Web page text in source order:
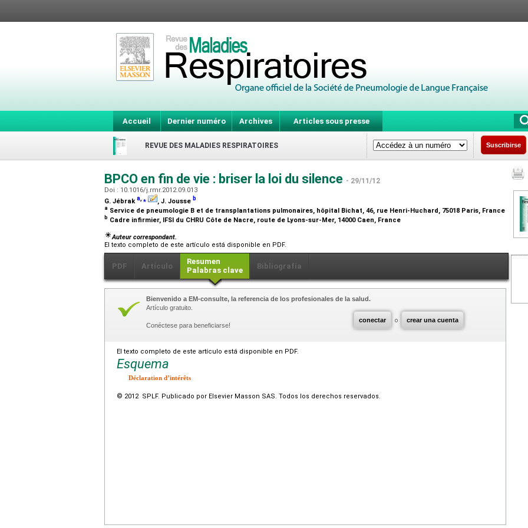
Accueil Dernier numéro Archives Articles sous presse
REVUE DES MALADIES RESPIRATOIRES Suscribirse
BPCO en fin de vie : briser la loi du silence - 29/11/12
Doi : 10.1016/j.rmr.2012.09.013
G. Jébraka,⁎ , J. Jousse b
a Service de pneumologie B et de transplantations pulmonaires, hôpital Bichat, 46, rue Henri-Huchard, 75018 Paris, France
b Cadre infirmier, IFSI du CHRU Côte de Nacre, route de Lyons-sur-Mer, 14000 Caen, France
Auteur correspondant.
El texto completo de este artículo está disponible en PDF.
PDF Artículo
Resumen
Palabras clave
Bibliografía
conectar o crear una cuenta
Bienvenido a EM-consulte, la referencia de los profesionales de la salud.
Artículo gratuito.
Conéctese para beneficiarse!
El texto completo de este artículo está disponible en PDF.
Esquema
Déclaration d’intérêts
© 2012 SPLF. Publicado por Elsevier Masson SAS. Todos los derechos reservados.